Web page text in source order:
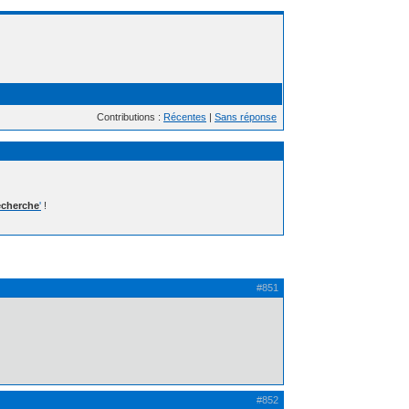
Contributions : Récentes | Sans réponse
' !
#851
#852